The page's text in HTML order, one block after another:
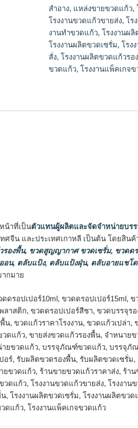
สำอาง, แหล่งขายขวดแก้ว,
โรงงานขวดแก้วขายส่ง,โร
งานทําขวดแก้ว,โรงงานผ
โรงงานผลิตขวดเซรั่ม,โรง
สั่ง,โรงงานผลิตขวดแก้วรอ
ขวดแก้ว,โรงงานแพ็คเกจ
น้าที่เป็นตัวแทนผู้ผลิตและจัดจำหน่ายบร
ศจีน และประเทศเกาหลี เป็นต้น โดยสิน
รองพื้น, ขวดสูญญากาศ ขวดเซรั่ม, ขวดด
อน, ตลับแป้ง, ตลับแป้งฝุ่น, ตลับอายแชโ
กมาย
รอปเปอร์10ml, ขวดดรอปเปอร์15ml,
าสติก, ขวดดรอปเปอร์สีชา, ขวดบรรจุร
, ขวดแก้วราคาโรงงาน, ขวดแก้วเปล่า,
ดแก้ว, ขายส่งขวดแก้วรองพื้น, จำหนา
ยขวดแก้ว, บรรจุภัณฑ์ขวดแก้ว, บรรจุภั
ร์, รับผลิตขวดรองพื้น, รับผลิตขวดเซรั่
วดแก้ว, ร้านขายขวดแก้วราคาส่ง, ร้า
ดแก้ว, โรงงานขวดแก้วขายส่ง, โรงงา
โรงงานผลิตขวดเซรั่ม, โรงงานผลิตขว
ดแก้ว, โรงงานแพ็คเกจขวดแก้ว